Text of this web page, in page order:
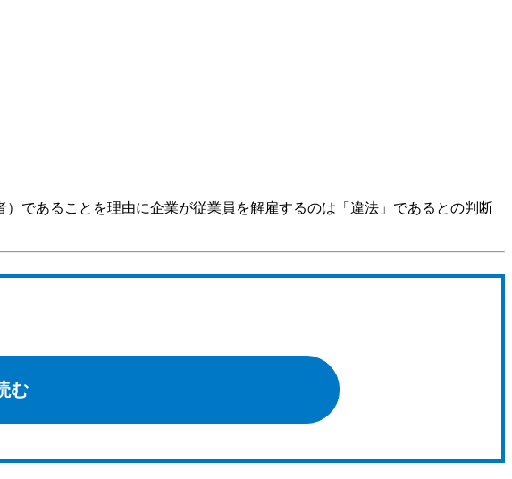
であることを理由に企業が従業員を解雇するのは「違法」であるとの判断
む